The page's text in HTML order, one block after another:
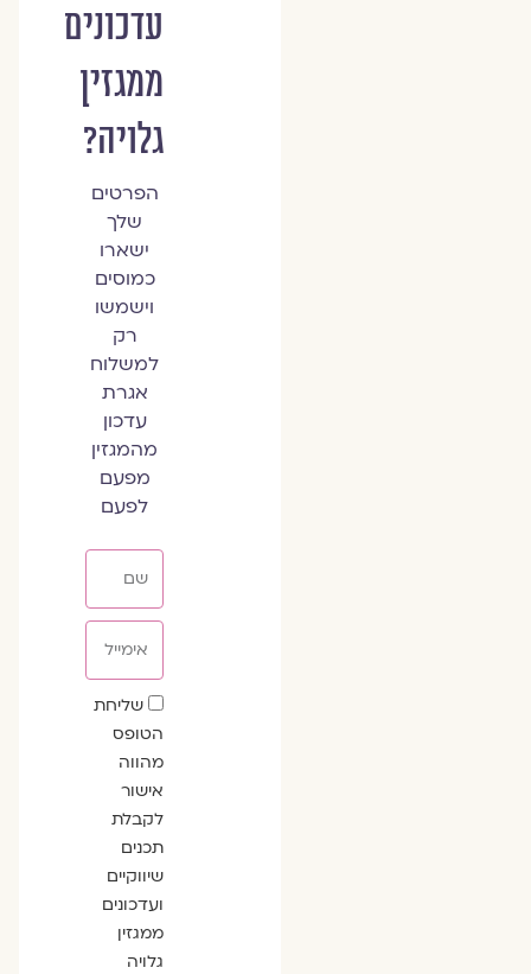
עדכונים
ממגזין
גלויה?
הפרטים
שלך
ישארו
כמוסים
וישמשו
רק
למשלוח
אגרת
עדכון
מהמגזין
מפעם
לפעם
שדה
הסכמה
שליחת
הטופס
מהווה
אישור
לקבלת
תכנים
שיווקיים
ועדכונים
ממגזין
גלויה